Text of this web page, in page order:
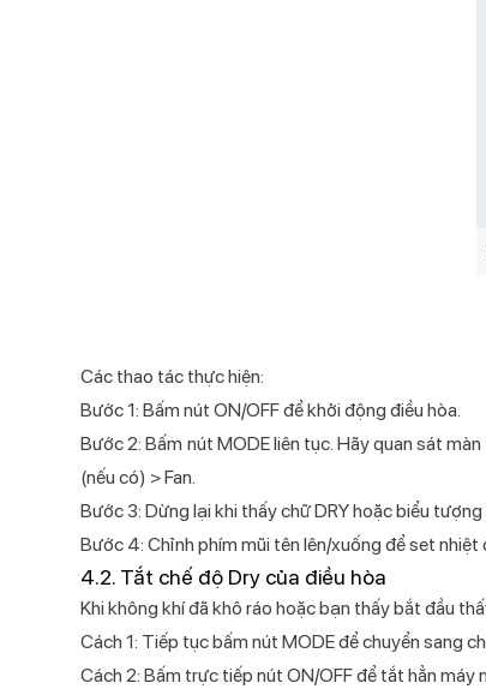
Các thao tác thực hiện:
Bước 1: Bấm nút ON/OFF để khởi động điều hòa.
Bước 2: Bấm nút MODE liên tục. Hãy quan sát
(nếu có) > Fan.
Bước 3: Dừng lại khi thấy chữ DRY hoặc biểu
Bước 4: Chỉnh phím mũi tên lên/xuống để set
4.2. Tắt chế độ Dry của điều hòa
Khi không khí đã khô ráo hoặc bạn thấy bắt đầu
Cách 1: Tiếp tục bấm nút MODE để chuyển sang
Cách 2: Bấm trực tiếp nút ON/OFF để tắt hẳn máy